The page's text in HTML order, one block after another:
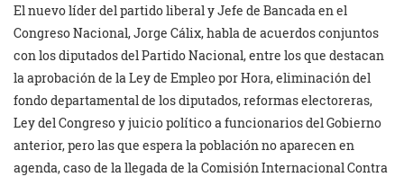
El nuevo líder del partido liberal y Jefe de Bancada en el
Congreso Nacional, Jorge Cálix, habla de acuerdos conjuntos
con los diputados del Partido Nacional, entre los que destacan
la aprobación de la Ley de Empleo por Hora, eliminación del
fondo departamental de los diputados, reformas electoreras,
Ley del Congreso y juicio político a funcionarios del Gobierno
anterior, pero las que espera la población no aparecen en
agenda, caso de la llegada de la Comisión Internacional Contra